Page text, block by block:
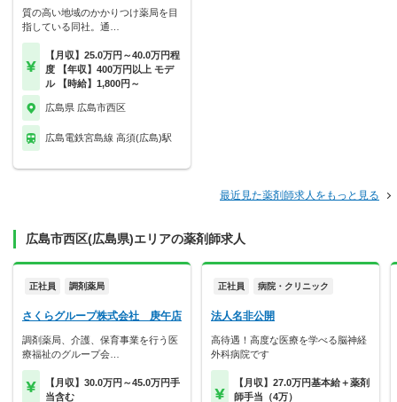
質の高い地域のかかりつけ薬局を目
指している同社。通…
【月収】25.0万円～40.0万円程
度 【年収】400万円以上 モデ
ル 【時給】1,800円～
広島県 広島市西区
広島電鉄宮島線 高須(広島)駅
最近見た薬剤師求人をもっと見る
広島市西区(広島県)エリアの薬剤師求人
正社員 調剤薬局
さくらグループ株式会社 庚午店
調剤薬局、介護、保育事業を行う医
療福祉のグループ会…
【月収】30.0万円～45.0万円手
当含む
正社員 病院・クリニック
法人名非公開
高待遇！高度な医療を学べる脳神経
外科病院です
【月収】27.0万円基本給＋薬剤
師手当（4万）